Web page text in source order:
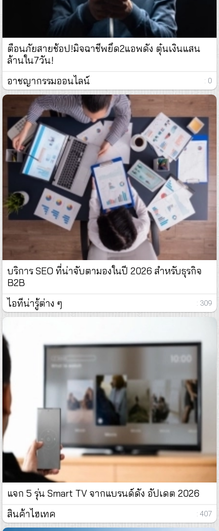
ตือนภัยสายช้อป!มิจฉาชีพยึด2แอพดัง ตุ๋นเงินแสน
ล้านใน7วัน!
อาชญากรรมออนไลน์
: 0
บริการ SEO ที่น่าจับตามองในปี 2026 สำหรับธุรกิจ
B2B
ไอทีน่ารู้ต่าง ๆ
: 309
แจก 5 รุ่น Smart TV จากแบรนด์ดัง อัปเดต 2026
สินค้าไฮเทค
: 407